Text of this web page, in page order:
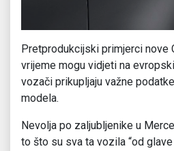
Pretprodukcijski primjerci nove
vrijeme mogu vidjeti na
vozači prikupljaju važne
modela.
Nevolja po zaljubljenike u
to što su sva ta vozila “od